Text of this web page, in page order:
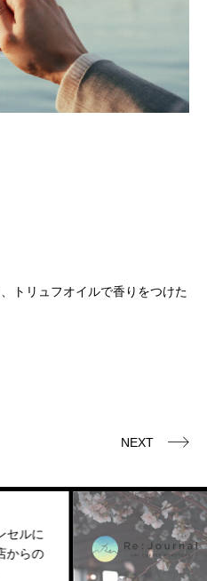
トリュフオイルで香りをつけた
NEXT
に
の